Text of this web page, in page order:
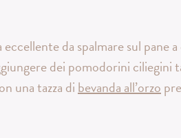
da spalmare sul pane
dei pomodorini ciliegini
una tazza dibevanda all’orzo